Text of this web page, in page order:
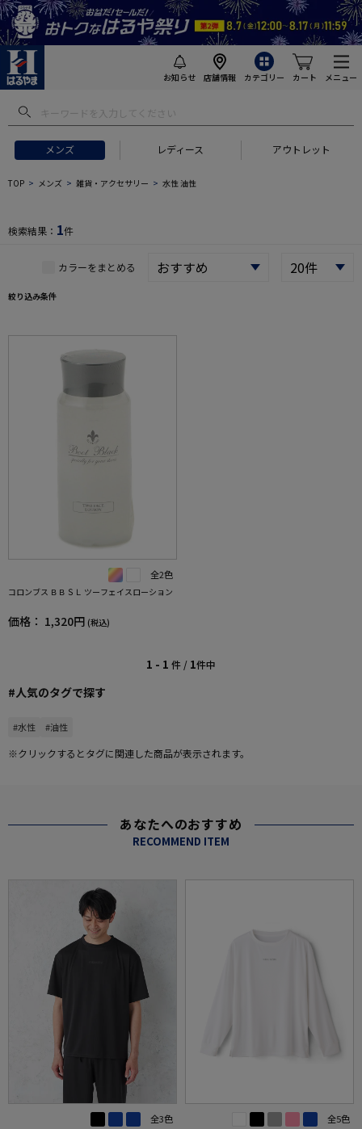
お知らせ 店舗情報 カテゴリー カート メニュー
メンズ レディース アウトレット
フトにおすすめ #セットアップ スーツ
TOP メンズ 雑貨・アクセサリー 水性 油性
検索結果： 1件
カラーをまとめる
絞り込み条件
全2色
コロンブス ＢＢＳＬ ツーフェイスローション
価格： 1,320円 (税込)
1 - 1 件 / 1件中
#人気のタグで探す
#水性 #油性
※クリックするとタグに関連した商品が表示されます。
あなたへのおすすめ
RECOMMEND ITEM
全3色 全5色